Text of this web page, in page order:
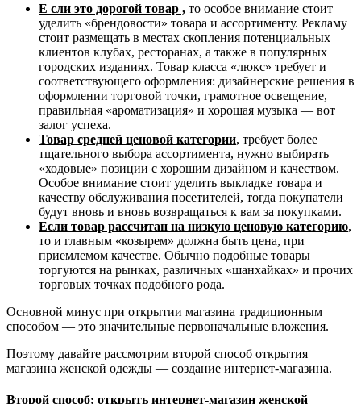
Е сли это дорогой товар , то особое внимание стоит
уделить «брендовости» товара и ассортименту. Рекламу
стоит размещать в местах скопления потенциальных
клиентов клубах, ресторанах, а также в популярных
городских изданиях. Товар класса «люкс» требует и
соответствующего оформления: дизайнерские решения в
оформлении торговой точки, грамотное освещение,
правильная «ароматизация» и хорошая музыка — вот
залог успеха.
Товар средней ценовой категории, требует более
тщательного выбора ассортимента, нужно выбирать
«ходовые» позиции с хорошим дизайном и качеством.
Особое внимание стоит уделить выкладке товара и
качеству обслуживания посетителей, тогда покупатели
будут вновь и вновь возвращаться к вам за покупками.
Если товар рассчитан на низкую ценовую категорию,
то и главным «козырем» должна быть цена, при
приемлемом качестве. Обычно подобные товары
торгуются на рынках, различных «шанхайках» и прочих
торговых точках подобного рода.
Основной минус при открытии магазина традиционным
способом — это значительные первоначальные вложения.
Поэтому давайте рассмотрим второй способ открытия
магазина женской одежды — создание интернет-магазина.
Второй способ: открыть интернет-магазин женской